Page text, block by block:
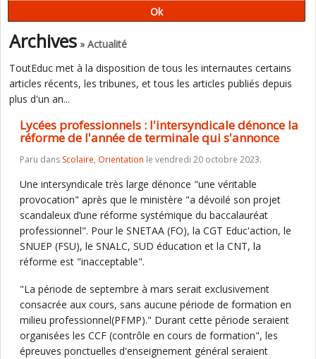
Archives » Actualité
ToutEduc met à la disposition de tous les internautes certains
articles récents, les tribunes, et tous les articles publiés depuis
plus d'un an...
Lycées professionnels : l'intersyndicale dénonce la
réforme de l'année de terminale qui s'annonce
Paru dans Scolaire, Orientation le vendredi 20 octobre 2023.
Une intersyndicale très large dénonce "une véritable
provocation" après que le ministère "a dévoilé son projet
scandaleux d’une réforme systémique du baccalauréat
professionnel". Pour le SNETAA (FO), la CGT Educ'action, le
SNUEP (FSU), le SNALC, SUD éducation et la CNT, la
réforme est "inacceptable".
"La période de septembre à mars serait exclusivement
consacrée aux cours, sans aucune période de formation en
milieu professionnel(PFMP)." Durant cette période seraient
organisées les CCF (contrôle en cours de formation", les
épreuves ponctuelles d'enseignement général seraient